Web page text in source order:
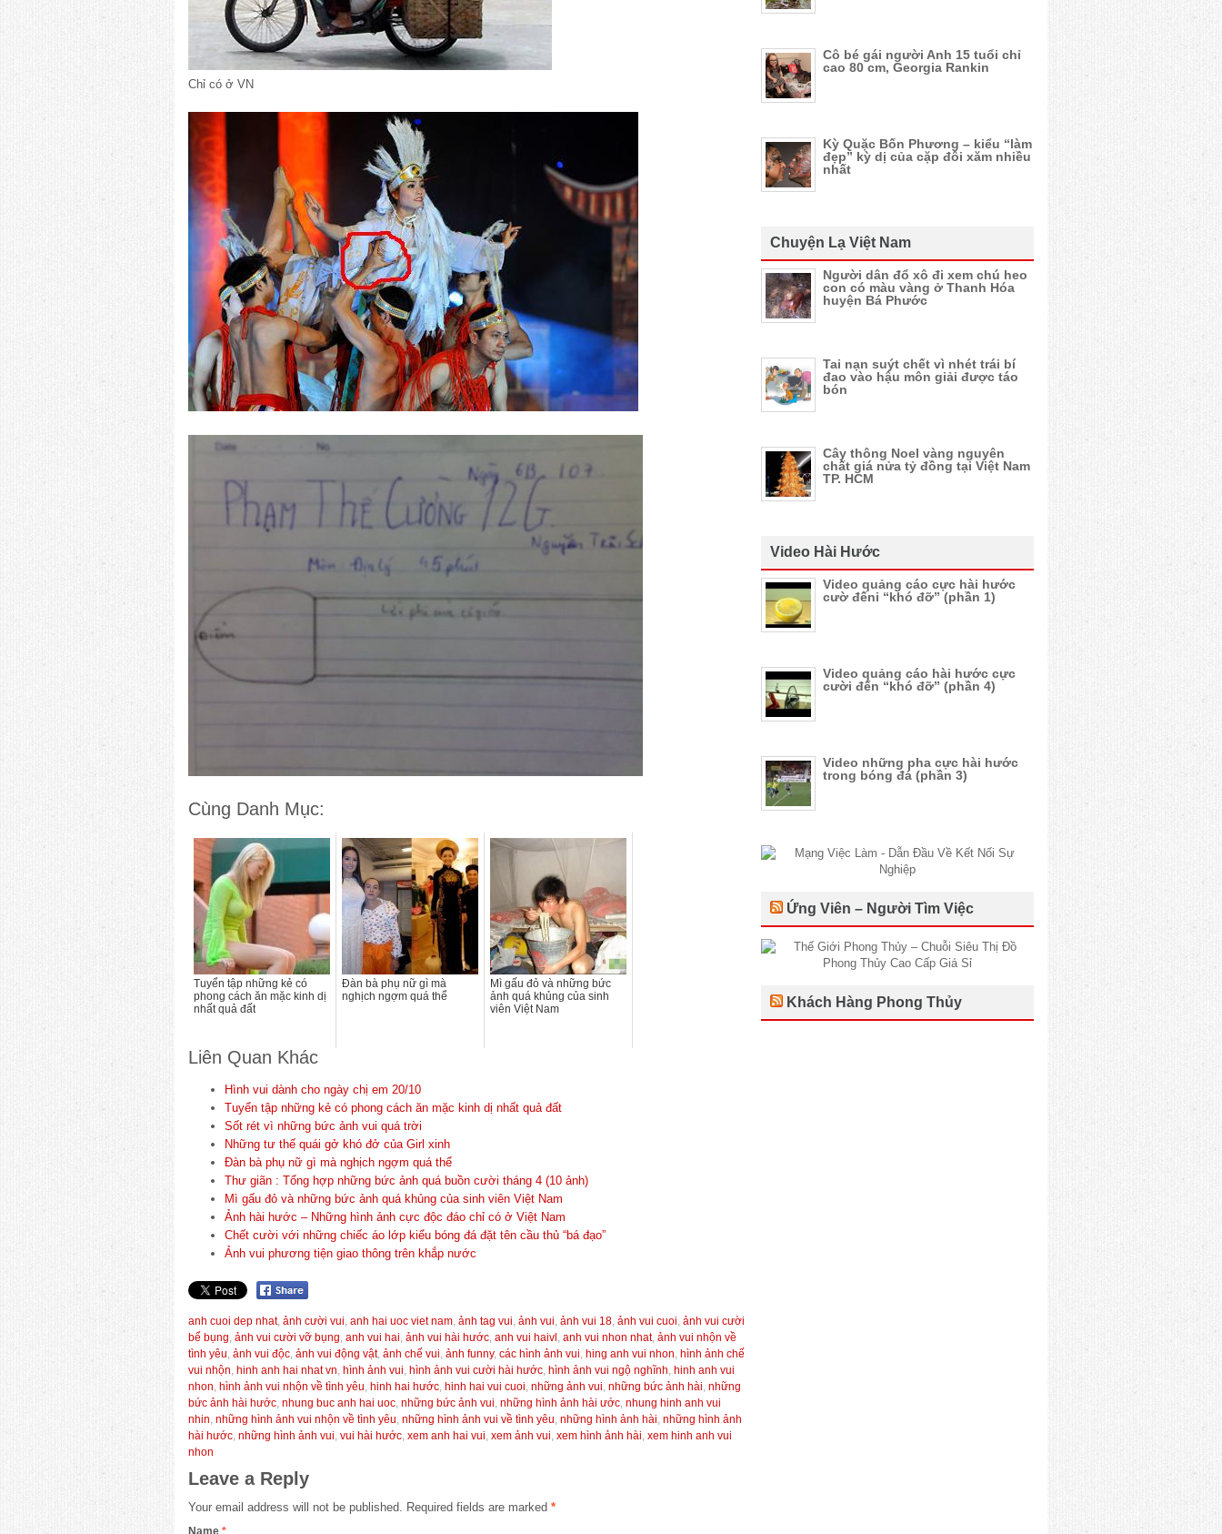
Chỉ có ở VN
Cùng Danh Mục:
Tuyển tập những kẻ có
phong cách ăn mặc kinh dị
nhất quả đất
Đàn bà phụ nữ gì mà
nghịch ngợm quá thể
Mì gấu đỏ và những bức
ảnh quá khủng của sinh
viên Việt Nam
Liên Quan Khác
Hình vui dành cho ngày chị em 20/10
Tuyển tập những kẻ có phong cách ăn mặc kinh dị nhất quả đất
Sốt rét vì những bức ảnh vui quá trời
Những tư thế quái gở khó đở của Girl xinh
Đàn bà phụ nữ gì mà nghịch ngợm quá thể
Thư giãn : Tổng hợp những bức ảnh quá buồn cười tháng 4 (10 ảnh)
Mì gấu đỏ và những bức ảnh quá khủng của sinh viên Việt Nam
Ảnh hài hước – Những hình ảnh cực độc đáo chỉ có ở Việt Nam
Chết cười với những chiếc áo lớp kiểu bóng đá đặt tên cầu thủ “bá đạo”
Ảnh vui phương tiện giao thông trên khắp nước
anh cuoi dep nhat, ảnh cười vui, anh hai uoc viet nam, ảnh tag vui, ảnh vui, ảnh vui 18, ảnh vui cuoi, ảnh vui cười
bể bụng, ảnh vui cười vỡ bụng, anh vui hai, ảnh vui hài hước, anh vui haivl , anh vui nhon nhat, ảnh vui nhộn về
tình yêu, ảnh vui độc, ảnh vui động vật, ảnh chế vui, ảnh funny, các hình ảnh vui, hing anh vui nhon, hình ảnh chế
vui nhộn, hinh anh hai nhat vn, hình ảnh vui, hình ảnh vui cười hài hước, hình ảnh vui ngộ nghĩnh, hinh anh vui
nhon, hình ảnh vui nhộn về tình yêu, hinh hai hước, hinh hai vui cuoi, những ảnh vui, những bức ảnh hài, những
bức ảnh hài hước, nhung buc anh hai uoc, những bức ảnh vui, những hình ảnh hài ước, nhung hinh anh vui
nhin, những hình ảnh vui nhộn về tình yêu, những hình ảnh vui về tình yêu, những hình ảnh hài, những hình ảnh
hài hước, những hình ảnh vui, vui hài hước, xem anh hai vui, xem ảnh vui, xem hình ảnh hài, xem hinh anh vui
nhon
Leave a Reply
Your email address will not be published. Required fields are marked *
Name *
Cô bé gái người Anh 15 tuổi chỉ
cao 80 cm, Georgia Rankin
Kỳ Quặc Bốn Phương – kiểu “làm
đẹp” kỳ dị của cặp đôi xăm nhiều
nhất
Chuyện Lạ Việt Nam
Người dân đổ xô đi xem chú heo
con có màu vàng ở Thanh Hóa
huyện Bá Phước
Tai nạn suýt chết vì nhét trái bí
đao vào hậu môn giải được táo
bón
Cây thông Noel vàng nguyên
chất giá nửa tỷ đồng tại Việt Nam
TP. HCM
Video Hài Hước
Video quảng cáo cực hài hước
cườ đếni “khó đỡ” (phần 1)
Video quảng cáo hài hước cực
cười đến “khó đỡ” (phần 4)
Video những pha cực hài hước
trong bóng đá (phần 3)
Ứng Viên – Người Tìm Việc
Khách Hàng Phong Thủy